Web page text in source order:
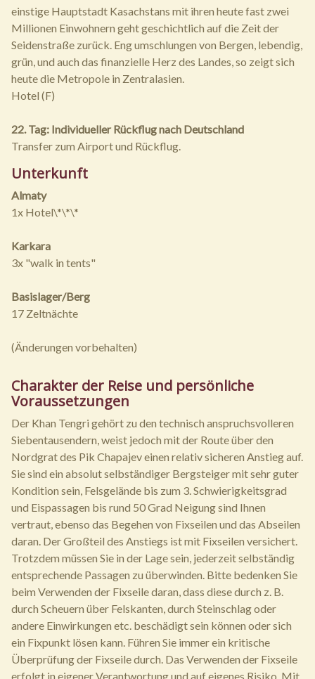
einstige Hauptstadt Kasachstans mit ihren heute fast zwei
Millionen Einwohnern geht geschichtlich auf die Zeit der
Seidenstraße zurück. Eng umschlungen von Bergen, lebendig,
grün, und auch das finanzielle Herz des Landes, so zeigt sich
heute die Metropole in Zentralasien.
Hotel (F)
22. Tag: Individueller Rückflug nach Deutschland
Transfer zum Airport und Rückflug.
Unterkunft
Almaty
1x Hotel\*\*\*
Karkara
3x "walk in tents"
Basislager/Berg
17 Zeltnächte
(Änderungen vorbehalten)
Charakter der Reise und persönliche
Voraussetzungen
Der Khan Tengri gehört zu den technisch anspruchsvolleren
Siebentausendern, weist jedoch mit der Route über den
Nordgrat des Pik Chapajev einen relativ sicheren Anstieg auf.
Sie sind ein absolut selbständiger Bergsteiger mit sehr guter
Kondition sein, Felsgelände bis zum 3. Schwierigkeitsgrad
und Eispassagen bis rund 50 Grad Neigung sind Ihnen
vertraut, ebenso das Begehen von Fixseilen und das Abseilen
daran. Der Großteil des Anstiegs ist mit Fixseilen versichert.
Trotzdem müssen Sie in der Lage sein, jederzeit selbständig
entsprechende Passagen zu überwinden. Bitte bedenken Sie
beim Verwenden der Fixseile daran, dass diese durch z. B.
durch Scheuern über Felskanten, durch Steinschlag oder
andere Einwirkungen etc. beschädigt sein können oder sich
ein Fixpunkt lösen kann. Führen Sie immer ein kritische
Überprüfung der Fixseile durch. Das Verwenden der Fixseile
erfolgt in eigener Verantwortung und auf eigenes Risiko. Mit